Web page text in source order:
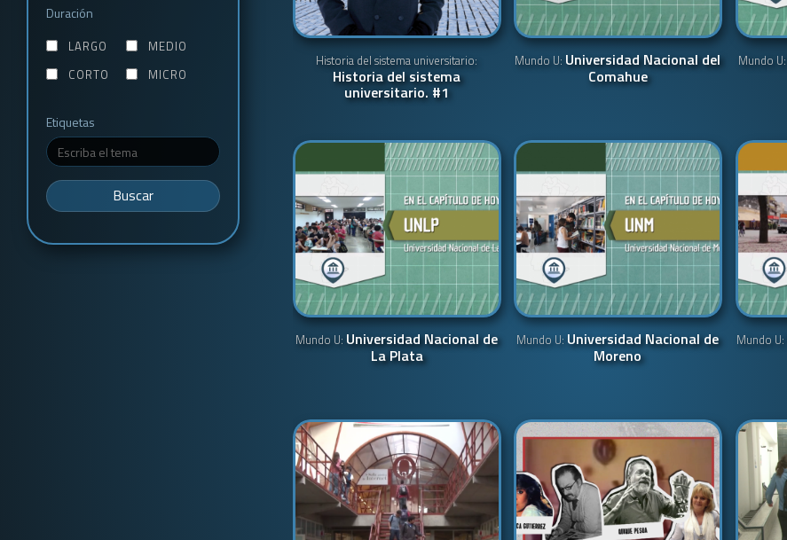
Historia del sistema universitario:
Historia del sistema
universitario. #1
Mundo U: Universidad Nacional del
Comahue
Mundo U:
Mundo U: Universidad Nacional de
La Plata
Mundo U: Universidad Nacional de
Moreno
Mundo U:
Duración
LARGO
MEDIO
CORTO
MICRO
Etiquetas
Buscar